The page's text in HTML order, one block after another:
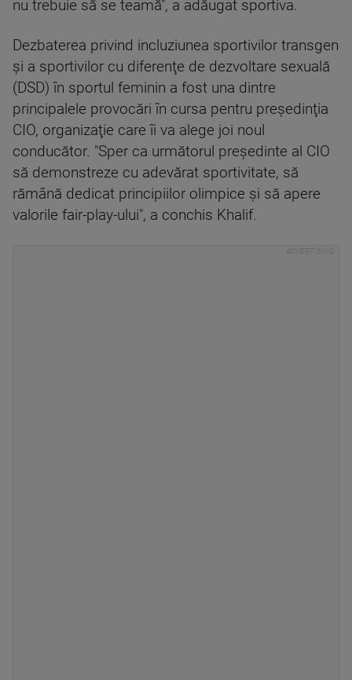
nu trebuie să se teamă", a adăugat sportiva.
Dezbaterea privind incluziunea sportivilor transgen
şi a sportivilor cu diferenţe de dezvoltare sexuală
(DSD) în sportul feminin a fost una dintre
principalele provocări în cursa pentru preşedinţia
CIO, organizaţie care îi va alege joi noul
conducător. "Sper ca următorul preşedinte al CIO
să demonstreze cu adevărat sportivitate, să
rămână dedicat principiilor olimpice şi să apere
valorile fair-play-ului", a conchis Khalif.